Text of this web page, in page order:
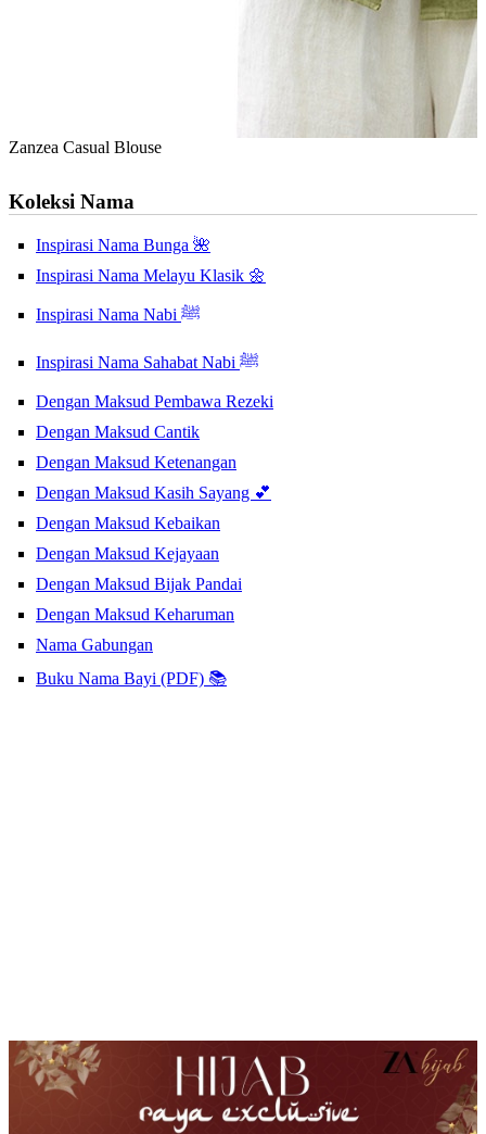
Zanzea Casual Blouse
Koleksi Nama
Inspirasi Nama Bunga 🌺
Inspirasi Nama Melayu Klasik 🌼
Inspirasi Nama Nabi ﷺ
Inspirasi Nama Sahabat Nabi ﷺ
Dengan Maksud Pembawa Rezeki
Dengan Maksud Cantik
Dengan Maksud Ketenangan
Dengan Maksud Kasih Sayang 💕
Dengan Maksud Kebaikan
Dengan Maksud Kejayaan
Dengan Maksud Bijak Pandai
Dengan Maksud Keharuman
Nama Gabungan
Buku Nama Bayi (PDF) 📚